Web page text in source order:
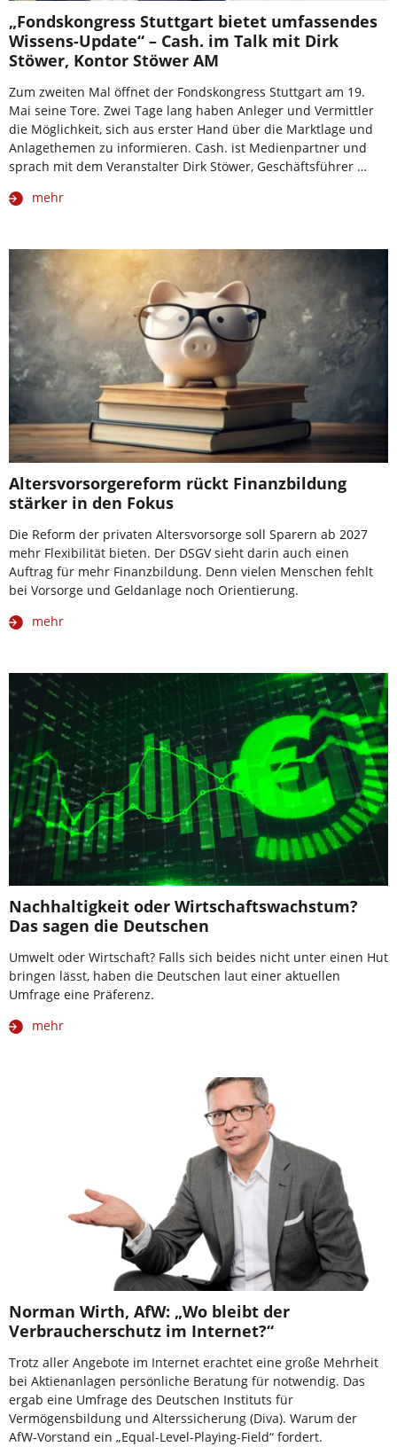
„Fondskongress Stuttgart bietet umfassendes
Wissens-Update“ – Cash. im Talk mit Dirk
Stöwer, Kontor Stöwer AM
Zum zweiten Mal öffnet der Fondskongress Stuttgart am 19.
Mai seine Tore. Zwei Tage lang haben Anleger und Vermittler
die Möglichkeit, sich aus erster Hand über die Marktlage und
Anlagethemen zu informieren. Cash. ist Medienpartner und
sprach mit dem Veranstalter Dirk Stöwer, Geschäftsführer …
mehr
Altersvorsorgereform rückt Finanzbildung
stärker in den Fokus
Die Reform der privaten Altersvorsorge soll Sparern ab 2027
mehr Flexibilität bieten. Der DSGV sieht darin auch einen
Auftrag für mehr Finanzbildung. Denn vielen Menschen fehlt
bei Vorsorge und Geldanlage noch Orientierung.
mehr
Nachhaltigkeit oder Wirtschaftswachstum?
Das sagen die Deutschen
Umwelt oder Wirtschaft? Falls sich beides nicht unter einen Hut
bringen lässt, haben die Deutschen laut einer aktuellen
Umfrage eine Präferenz.
mehr
Norman Wirth, AfW: „Wo bleibt der
Verbraucherschutz im Internet?“
Trotz aller Angebote im Internet erachtet eine große Mehrheit
bei Aktienanlagen persönliche Beratung für notwendig. Das
ergab eine Umfrage des Deutschen Instituts für
Vermögensbildung und Alterssicherung (Diva). Warum der
AfW-Vorstand ein „Equal-Level-Playing-Field“ fordert.